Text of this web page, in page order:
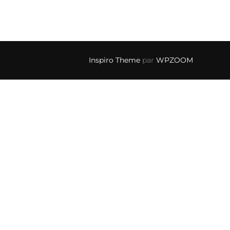
Inspiro Theme par WPZOOM